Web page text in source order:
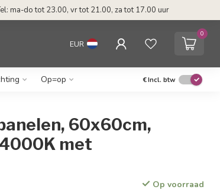
ma-do tot 23.00, vr tot 21.00, za tot 17.00 uur
EUR
0
Op=op €Incl. btw
60x60cm,
met
Op voorraad